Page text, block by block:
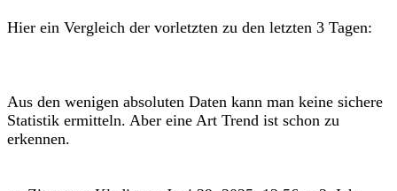
Hier ein Vergleich der vorletzten zu den letzten 3 Tagen:
Aus den wenigen absoluten Daten kann man keine sichere
Statistik ermitteln. Aber eine Art Trend ist schon zu
erkennen.